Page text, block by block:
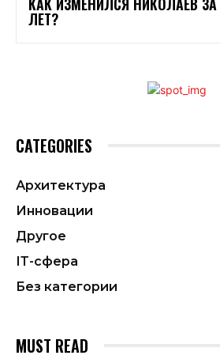
ЛЕТ?
CATEGORIES
Архитектура
Инновации
Другое
ІТ-сфера
Без категории
MUST READ